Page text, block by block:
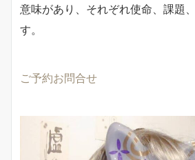
意味があり、それぞれ使命、課題
す。
ご予約お問合せ